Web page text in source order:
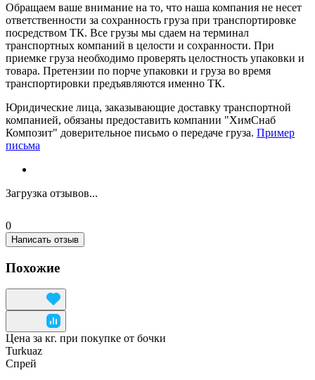
Обращаем ваше внимание на то, что наша компания не несет
ответственности за сохранность груза при транспортировке
посредством ТК. Все грузы мы сдаем на терминал
транспортных компаний в целости и сохранности. При
приемке груза необходимо проверять целостность упаковки и
товара. Претензии по порче упаковки и груза во время
транспортировки предъявляются именно ТК.
Юридические лица, заказывающие доставку транспортной
компанией, обязаны предоставить компании "ХимСнаб
Композит" доверительное письмо о передаче груза. Пример
письма
Загрузка отзывов...
0
Написать отзыв
Похожие
Цена за кг. при покупке от бочки
Turkuaz
Спрей